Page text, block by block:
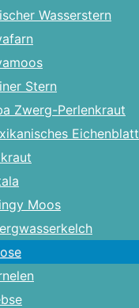
Wasserstern
Stern
Zwerg-Perlenkraut
Eichenblatt
Moos